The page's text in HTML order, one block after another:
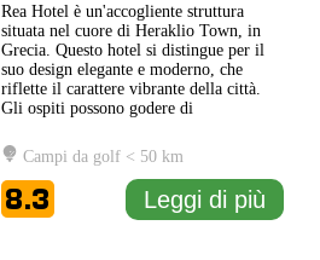
Rea Hotel è un'accogliente struttura
situata nel cuore di Heraklio Town, in
Grecia. Questo hotel si distingue per il
suo design elegante e moderno, che
riflette il carattere vibrante della città.
Gli ospiti possono godere di
riposarsi dopo una giornata di
esplorazioni. Le camere del Rea Hotel
sono arredate con gusto e dotate di
comfort moderni, garantendo un
... Leggi di più
Campi da golf < 50 km
8.3 Leggi di più